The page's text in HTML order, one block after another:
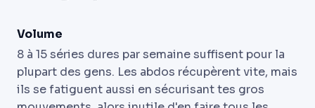
Volume
8 à 15 séries dures par semaine suffisent pour la
plupart des gens. Les abdos récupèrent vite, mais
ils se fatiguent aussi en sécurisant tes gros